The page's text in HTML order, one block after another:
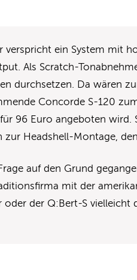
verspricht ein System mit
Als Scratch-
durchsetzen. Da wären
Concorde S-120
96 Euro angeboten wird.
zur Headshell-Montage,
auf den Grund
mit der
oder der Q:Bert-S vielleicht